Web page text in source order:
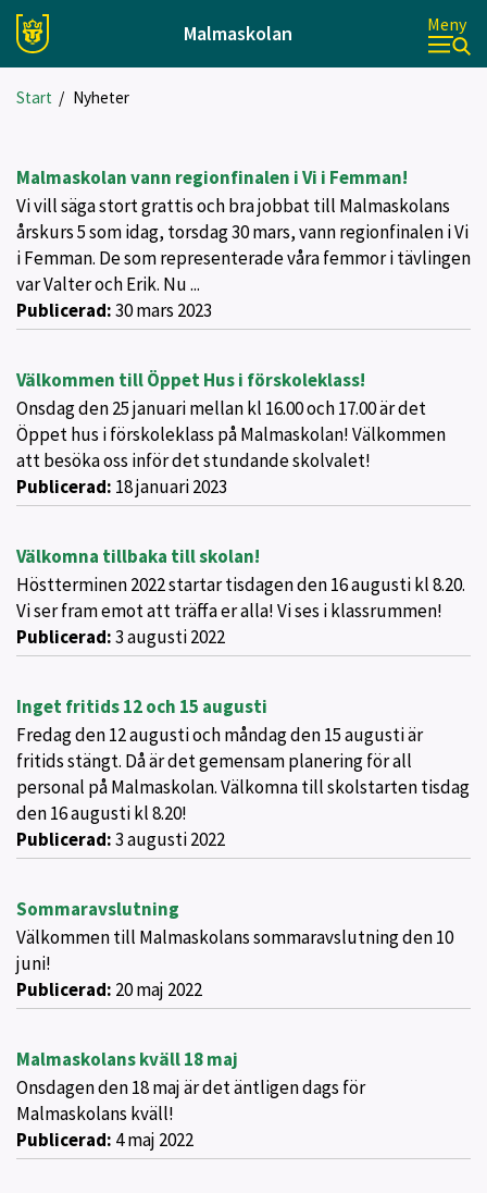
Malmaskolan Meny
Start / Nyheter
Malmaskolan vann regionfinalen i Vi i Femman!
Vi vill säga stort grattis och bra jobbat till Malmaskolans
årskurs 5 som idag, torsdag 30 mars, vann regionfinalen i Vi
i Femman. De som representerade våra femmor i tävlingen
var Valter och Erik. Nu ...
Publicerad:30 mars 2023
Välkommen till Öppet Hus i förskoleklass!
Onsdag den 25 januari mellan kl 16.00 och 17.00 är det
Öppet hus i förskoleklass på Malmaskolan! Välkommen
att besöka oss inför det stundande skolvalet!
Publicerad: 18 januari 2023
Välkomna tillbaka till skolan!
Höstterminen 2022 startar tisdagen den 16 augusti kl 8.20.
Vi ser fram emot att träffa er alla! Vi ses i klassrummen!
Publicerad:3 augusti 2022
Inget fritids 12 och 15 augusti
Fredag den 12 augusti och måndag den 15 augusti är
fritids stängt. Då är det gemensam planering för all
personal på Malmaskolan. Välkomna till skolstarten tisdag
den 16 augusti kl 8.20!
Publicerad:3 augusti 2022
Sommaravslutning
Välkommen till Malmaskolans sommaravslutning den 10
juni!
Publicerad: 20 maj 2022
Malmaskolans kväll 18 maj
Onsdagen den 18 maj är det äntligen dags för
Malmaskolans kväll!
Publicerad: 4 maj 2022